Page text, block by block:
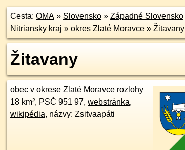
Cesta: OMA » Slovensko » Západné Slovensko
Nitriansky kraj » okres Zlaté Moravce » Žitavany
Žitavany
obec v okrese Zlaté Moravce rozlohy
18 km², PSČ 951 97, webstránka,
wikipédia, názvy: Zsitvaapáti